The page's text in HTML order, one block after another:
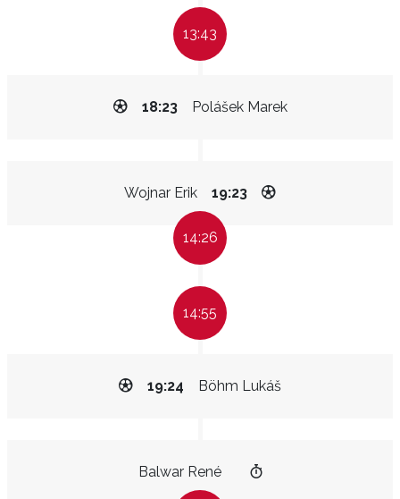
13:43
Polášek Marek
18:23
Wojnar Erik 19:23
14:26
14:55
Böhm Lukáš
19:24
Balwar René